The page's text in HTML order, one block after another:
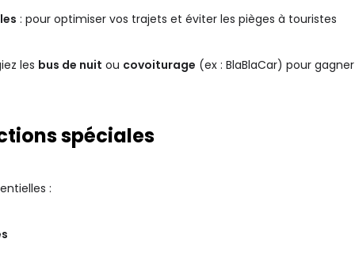
: pour optimiser vos trajets et éviter les pièges à touristes
les bus de nuit ou covoiturage (ex : BlaBlaCar) pour gagner
spéciales
: